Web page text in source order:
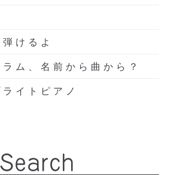
けるよ
ム、名前から曲から？
イトピアノ
Search